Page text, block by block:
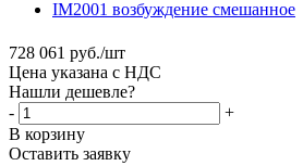
728 061 руб./шт
Цена указана с НДС
Нашли дешевле?
-
+
В корзину
Оставить заявку